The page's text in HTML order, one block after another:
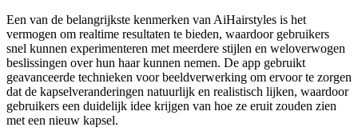
Een van de belangrijkste kenmerken van AiHairstyles is het
vermogen om realtime resultaten te bieden, waardoor gebruikers
snel kunnen experimenteren met meerdere stijlen en weloverwogen
beslissingen over hun haar kunnen nemen. De app gebruikt
geavanceerde technieken voor beeldverwerking om ervoor te zorgen
dat de kapselveranderingen natuurlijk en realistisch lijken, waardoor
gebruikers een duidelijk idee krijgen van hoe ze eruit zouden zien
met een nieuw kapsel.